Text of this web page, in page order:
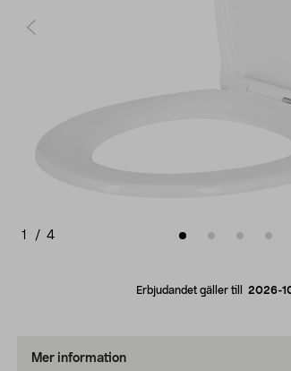
1 / 4
Erbjudandet gäller till 2026-
Mer information